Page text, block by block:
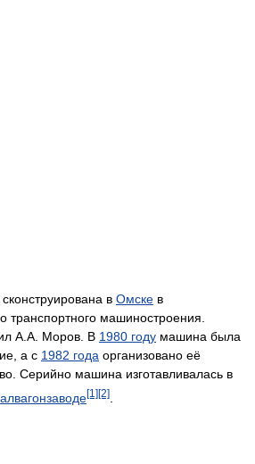
в Омске в
транспортного машиностроения.
А.А. Моров. В 1980 году машина была
а с 1982 года организовано её
Серийно машина изготавливалась в
[1][2]